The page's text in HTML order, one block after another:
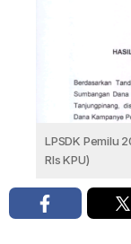
LPSDK Pemilu
Rls KPU)